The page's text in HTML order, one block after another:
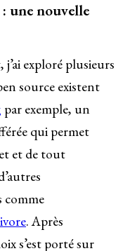
une nouvelle
j’ai exploré plusieurs
source existent
par exemple, un
qui permet
et de tout
comme
. Après
s’est porté sur